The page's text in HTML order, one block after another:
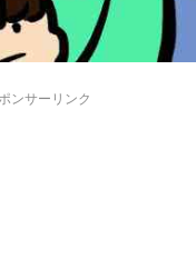
ンサーリンク